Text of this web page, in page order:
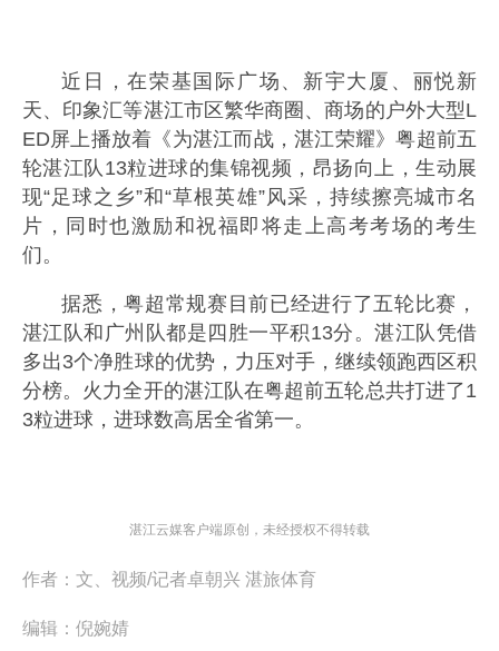
近日，在荣基国际广场、新宇大厦、丽悦新
天、印象汇等湛江市区繁华商圈、商场的户外大型L
ED屏上播放着《为湛江而战，湛江荣耀》粤超前五
轮湛江队13粒进球的集锦视频，昂扬向上，生动展
现“足球之乡”和“草根英雄”风采，持续擦亮城市名
片，同时也激励和祝福即将走上高考考场的考生
们。
据悉，粤超常规赛目前已经进行了五轮比赛，
湛江队和广州队都是四胜一平积13分。湛江队凭借
多出3个净胜球的优势，力压对手，继续领跑西区积
分榜。火力全开的湛江队在粤超前五轮总共打进了1
3粒进球，进球数高居全省第一。
湛江云媒客户端原创，未经授权不得转载
作者： 文、视频/记者卓朝兴 湛旅体育
编辑： 倪婉婧